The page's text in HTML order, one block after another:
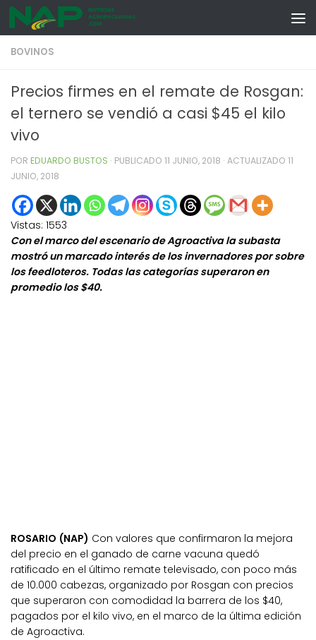
Skip to content
BOVINOS
Precios firmes en el remate de Rosgan:
el ternero se vendió a casi $45 el kilo
vivo
POR EDUARDO BUSTOS · PUBLICADO 11 JUNIO, 2018 · ACTUALIZADO 11
JUNIO, 2018
Vistas: 1553
Con el marco del escenario de Agroactiva la subasta
mostró un marcado interés de los invernadores por sobre
los feedloteros. Todas las categorías superaron en
promedio los $40.
ROSARIO (NAP) Con valores que confirmaron la mejora
del precio en el ganado de carne vacuna quedó
ratificado en el último remate televisado, con poco más
de 10.000 cabezas, organizado por Rosgan con precios
que superaron con comodidad la barrera de los $40,
pagados por el kilo vivo, en el marco de la última edición
de Agroactiva.